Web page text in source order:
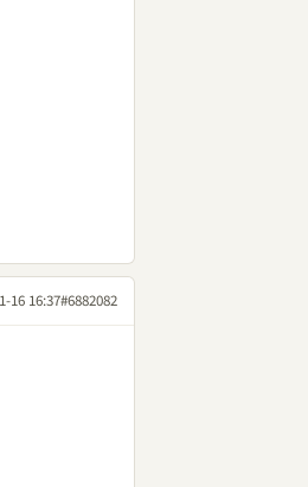
16 16:37#6882082